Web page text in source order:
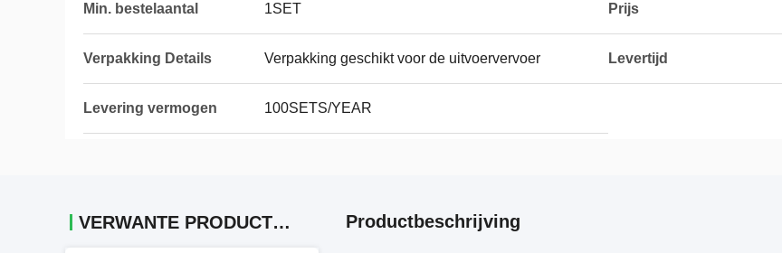
Min. bestelaantal 1SET Prijs
Verpakking Details Verpakking geschikt voor de uitvoervervoer Levertijd
Levering vermogen 100SETS/YEAR
VERWANTE PRODUCTEN Productbeschrijving